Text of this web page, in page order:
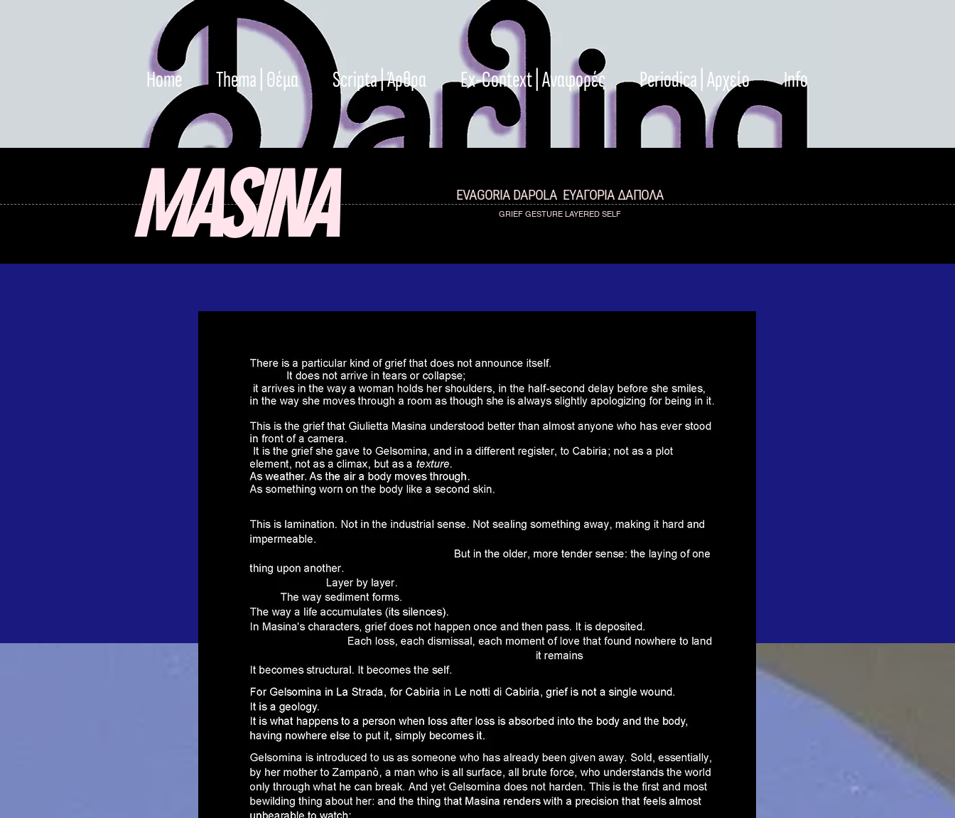
Home Thema | Θέμα Scripta | Άρθρα Ex-Context | Αναφορές Periodica | Αρχείο Info
MASINA EVAGORIA DAPOLA ΕΥΑΓΟΡΙΑ ΔΑΠΟΛΑ
GRIEF GESTURE LAYERED SELF